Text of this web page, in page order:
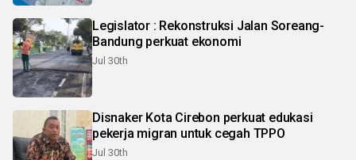
Legislator : Rekonstruksi Jalan Soreang-
Bandung perkuat ekonomi
Jul 30th
Disnaker Kota Cirebon perkuat edukasi
pekerja migran untuk cegah TPPO
Jul 30th